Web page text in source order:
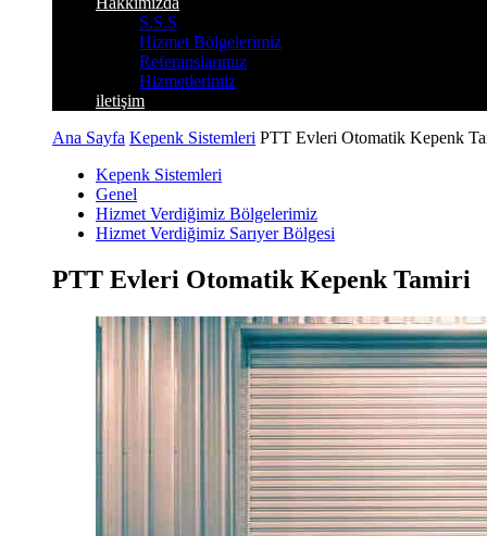
S.S.S
Hizmet Bölgelerimiz
Referanslarımız
Hizmetlerimiz
iletişim
Ana Sayfa Kepenk Sistemleri PTT Evleri Otomatik Kepenk
Kepenk Sistemleri
Genel
Hizmet Verdiğimiz Bölgelerimiz
Hizmet Verdiğimiz Sarıyer Bölgesi
PTT Evleri Otomatik Kepenk Tamiri